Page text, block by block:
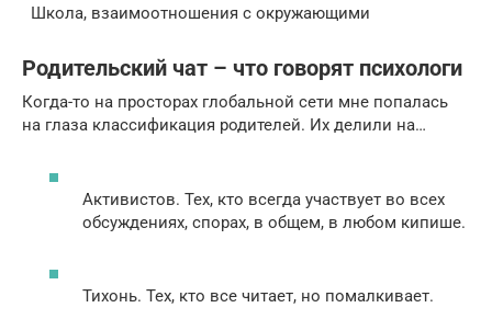
Школа, взаимоотношения с окружающими
Родительский чат – что говорят психологи
Когда-то на просторах глобальной сети мне попалась
на глаза классификация родителей. Их делили на…
Активистов. Тех, кто всегда участвует во всех
обсуждениях, спорах, в общем, в любом кипише.
Тихонь. Тех, кто все читает, но помалкивает.